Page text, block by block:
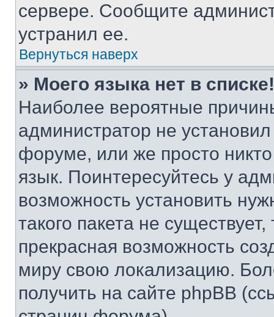
сервере. Сообщите
устранил ее.
Вернуться наверх
» Моего языка нет в списке!
Наиболее вероятные
администратор не
форуме, или же просто
язык. Поинтересуйтесь у
возможность установить
такого пакета не
прекрасная возможность
миру свою локализацию.
получить на сайте phpBB